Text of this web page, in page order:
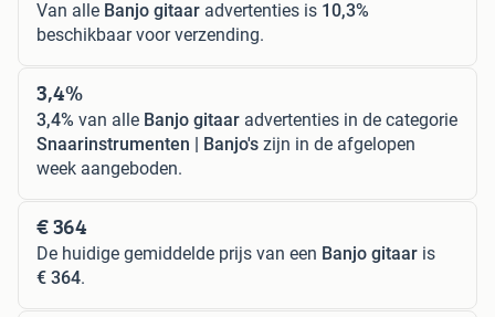
Van alle Banjo gitaar advertenties is 10,3%
beschikbaar voor verzending.
3,4%
3,4% van alle Banjo gitaar advertenties in de categorie
Snaarinstrumenten | Banjo's zijn in de afgelopen
week aangeboden.
€ 364
De huidige gemiddelde prijs van een Banjo gitaar is
€ 364.